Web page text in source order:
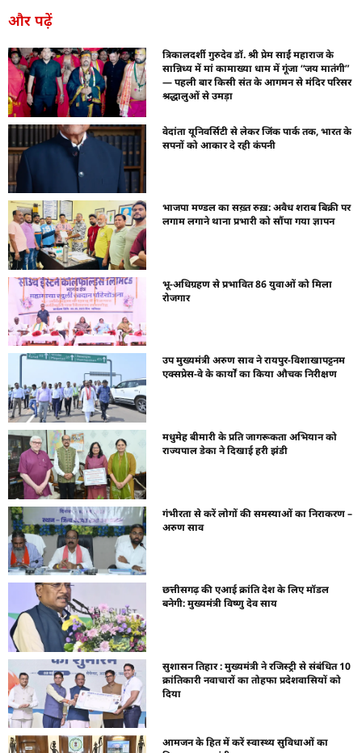
और पढ़ें
त्रिकालदर्शी गुरुदेव डॉ. श्री प्रेम साईं महाराज के
सान्निध्य में मां कामाख्या धाम में गूंजा “जय मातंगी”
— पहली बार किसी संत के आगमन से मंदिर परिसर
श्रद्धालुओं से उमड़ा
वेदांता यूनिवर्सिटी से लेकर जिंक पार्क तक, भारत के
सपनों को आकार दे रही कंपनी
भाजपा मण्डल का सख़्त रुख़: अवैध शराब बिक्री पर
लगाम लगाने थाना प्रभारी को सौंपा गया ज्ञापन
भू-अधिग्रहण से प्रभावित 86 युवाओं को मिला
रोजगार
उप मुख्यमंत्री अरुण साव ने रायपुर-विशाखापट्टनम
एक्सप्रेस-वे के कार्यों का किया औचक निरीक्षण
मधुमेह बीमारी के प्रति जागरूकता अभियान को
राज्यपाल डेका ने दिखाई हरी झंडी
गंभीरता से करें लोगों की समस्याओं का निराकरण –
अरुण साव
छत्तीसगढ़ की एआई क्रांति देश के लिए मॉडल
बनेगी: मुख्यमंत्री विष्णु देव साय
सुशासन तिहार : मुख्यमंत्री ने रजिस्ट्री से संबंधित 10
क्रांतिकारी नवाचारों का तोहफा प्रदेशवासियों को
दिया
आमजन के हित में करें स्वास्थ्य सुविधाओं का